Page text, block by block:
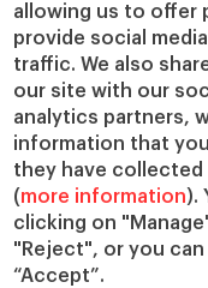
allowing us to offer
provide social
traffic. We also
our site with our
analytics partners,
information that
they have
(more information).
clicking on
"Reject", or you
“Accept”.
IESE Insight
IESE Publishing